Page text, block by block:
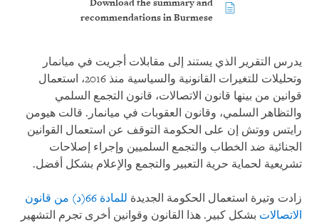
Download the summary and
recommendations in Burmese
يدرس التقرير الذي يستند إلى مقابلات أجريت في ميانمار
وتحليلات للتغيرات القانونية والسياسية منذ 2016، استعمال
قوانين من بينها قانون الاتصالات، قانون التجمع السلمي
والتظاهر السلمي، وقانون العقوبات في ميانمار. قالت هيومن
رايتس ووتش إن على الحكومة التوقف عن استعمال القوانين
الجنائية ضد الخطاب والتجمع السلميين وإجراء إصلاحات
تشريعية لحماية حرية التعبير والتجمع والإعلام بشكل أفضل.
زادت وتيرة استعمال الحكومة الجديدة
للمادة 66(د) من قانون
الاتصالات بشكل كبير. هذا القانون وقوانين أخرى تجرم التشهير